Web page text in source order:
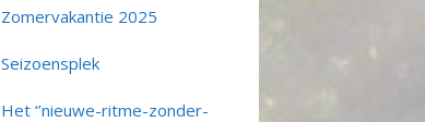
Zomervakantie 2025
Seizoensplek
Het ‘’nieuwe-ritme-zonder-